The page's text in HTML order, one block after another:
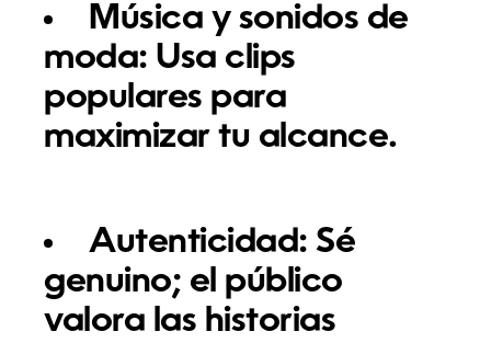
Música y sonidos de
moda: Usa clips
populares para
maximizar tu alcance.
Autenticidad: Sé
genuino; el público
valora las historias